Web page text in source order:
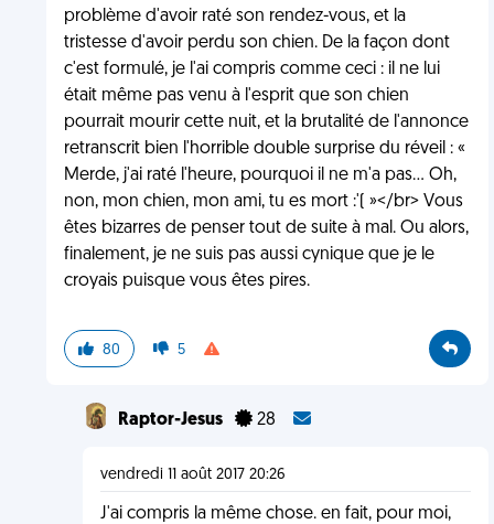
problème d'avoir raté son rendez-vous, et la
tristesse d'avoir perdu son chien. De la façon dont
c'est formulé, je l'ai compris comme ceci : il ne lui
était même pas venu à l'esprit que son chien
pourrait mourir cette nuit, et la brutalité de l'annonce
retranscrit bien l'horrible double surprise du réveil : «
Merde, j'ai raté l'heure, pourquoi il ne m'a pas… Oh,
non, mon chien, mon ami, tu es mort :'( »</br> Vous
êtes bizarres de penser tout de suite à mal. Ou alors,
finalement, je ne suis pas aussi cynique que je le
croyais puisque vous êtes pires.
80 5
Raptor-Jesus 28
vendredi 11 août 2017 20:26
J'ai compris la même chose. en fait, pour moi,